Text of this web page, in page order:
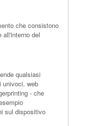
che consistono
all'interno del
qualsiasi
univoci, web
- che
sul dispositivo